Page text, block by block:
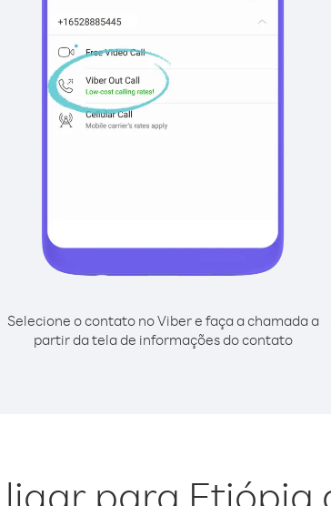
Selecione o contato no Viber e faça a chamada a
partir da tela de informações do contato
para Etiópia